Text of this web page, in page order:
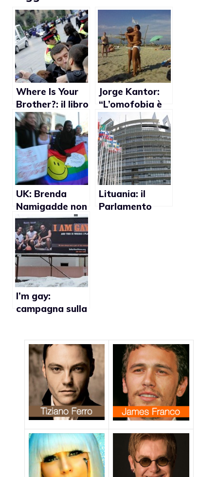
Where Is Your
Brother?: il libro
che promette di
guarire
dall’omosessual
ità
Jorge Kantor:
“L’omofobia è
un disturbo
paranoico che
include il timore
di diventare
omosessuale”
UK: Brenda
Namigadde non
sarà espulsa
Lituania: il
Parlamento
I’m gay:
campagna sulla
comunità
afroamericana
di Schenectady
(New York)